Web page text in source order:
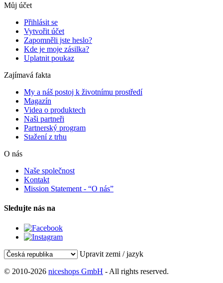
Můj účet
Přihlásit se
Vytvořit účet
Zapomněli jste heslo?
Kde je moje zásilka?
Uplatnit poukaz
Zajímavá fakta
My a náš postoj k životnímu prostředí
Magazín
Videa o produktech
Naši partneři
Partnerský program
Stažení z trhu
O nás
Naše společnost
Kontakt
Mission Statement - “O nás”
Sledujte nás na
Upravit zemi / jazyk
© 2010-2026 niceshops GmbH - All rights reserved.